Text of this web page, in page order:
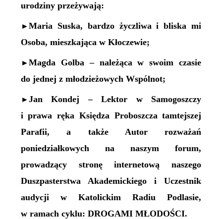
urodziny przeżywają:
►Maria Suska, bardzo życzliwa i bliska mi
Osoba, mieszkająca w Kłoczewie;
►Magda Golba – należąca w swoim czasie
do jednej z młodzieżowych Wspólnot;
►Jan Kondej – Lektor w Samogoszczy
i prawa ręka Księdza Proboszcza tamtejszej
Parafii, a także Autor rozważań
poniedziałkowych na naszym forum,
prowadzący stronę internetową naszego
Duszpasterstwa Akademickiego i Uczestnik
audycji w Katolickim Radiu Podlasie,
w ramach cyklu: DROGAMI MŁODOŚCI.